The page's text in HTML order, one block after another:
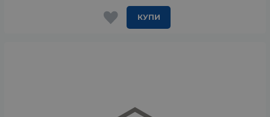
КУПИ